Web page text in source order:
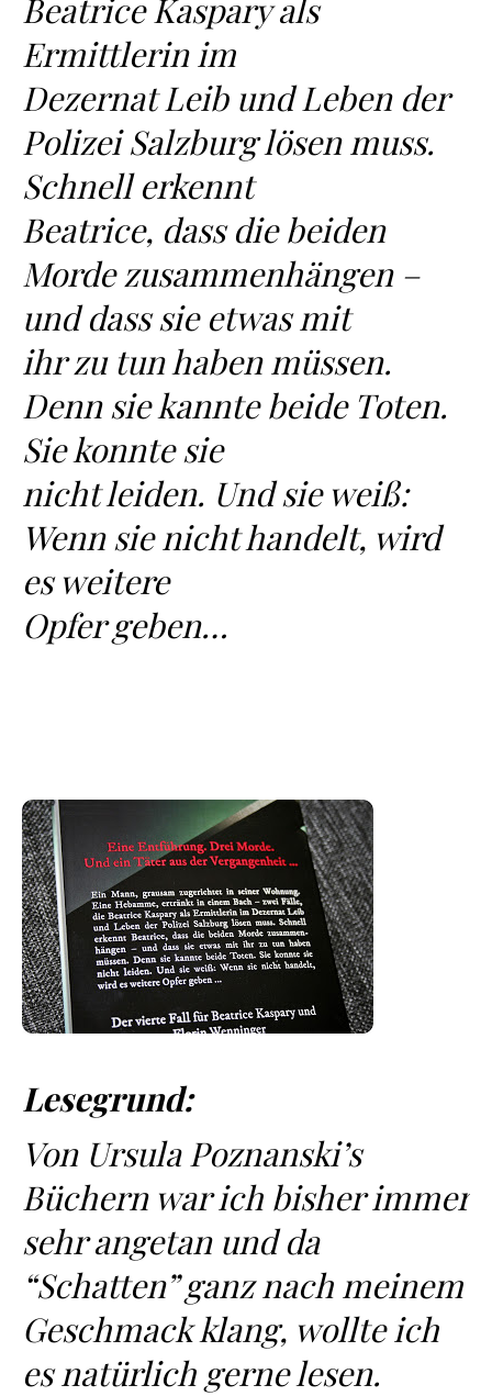
Beatrice Kaspary als
Ermittlerin im
Dezernat Leib und Leben der
Polizei Salzburg lösen muss.
Schnell erkennt
Beatrice, dass die beiden
Morde zusammenhängen –
und dass sie etwas mit
ihr zu tun haben müssen.
Denn sie kannte beide Toten.
Sie konnte sie
nicht leiden. Und sie weiß:
Wenn sie nicht handelt, wird
es weitere
Opfer geben…
Lesegrund:
Von Ursula Poznanski’s
Büchern war ich bisher immer
sehr angetan und da
“Schatten” ganz nach meinem
Geschmack klang, wollte ich
es natürlich gerne lesen.